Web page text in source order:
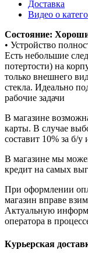
Доставка
Видео о
Состояние:
• Устройство
Есть небольшие
потертости) на
только внешнего
стекла. Идеально
рабочие задачи
В магазине
карты. В случае
составит 10% за б/у
В магазине мы
кредит на самых
При оформлении
магазин вправе
Актуальную
оператора в
Курьерская